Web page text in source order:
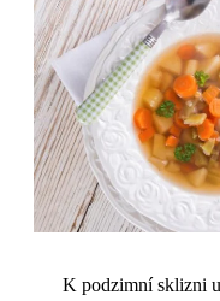
K podzimní sklizni